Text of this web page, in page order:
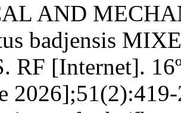
AND
badjensis
RF [Internet].